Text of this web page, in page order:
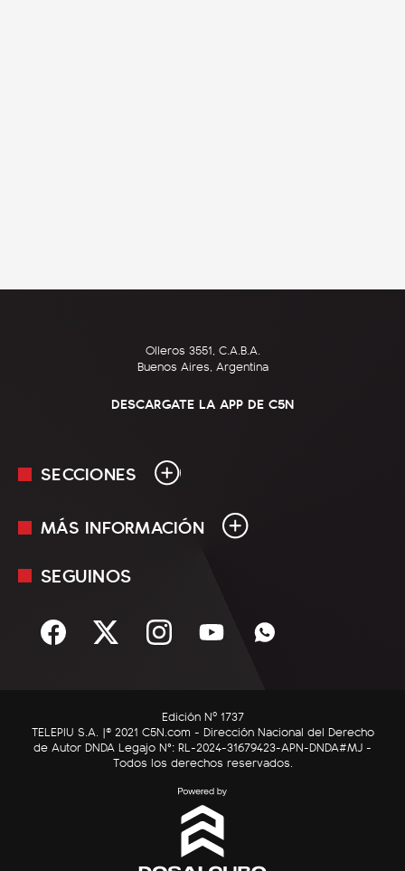
Olleros 3551, C.A.B.A.
Buenos Aires, Argentina
DESCARGATE LA APP DE C5N
SECCIONES
En Vivo
Sociedad
C5N Autos
RatingCero
MÁS INFORMACIÓN
Mediakit
Términos y condiciones
SEGUINOS
Edición Nº 1737
TELEPIU S.A. |© 2021 C5N.com - Dirección Nacional del Derecho
de Autor DNDA Legajo N°: RL-2024-31679423-APN-DNDA#MJ -
Todos los derechos reservados.